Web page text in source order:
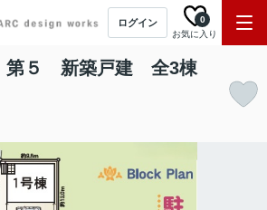
ログイン
お気に入り
0
第５ 新築戸建 全3棟